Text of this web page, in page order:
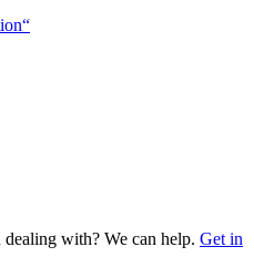
dealing with? We can help. Get in